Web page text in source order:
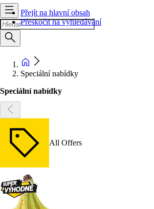
Přejít na hlavní obsah
Přeskočit na vyhledávání
Speciální nabídky
Speciální nabídky
All Offers